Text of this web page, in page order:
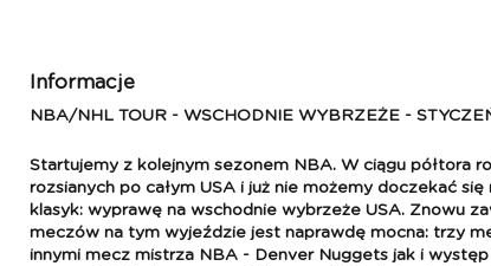
Informacje
NBA/NHL TOUR - WSCHODNIE WYBRZEŻE -
Startujemy z kolejnym sezonem NBA. W ciągu półtora
rozsianych po całym USA i już nie możemy doczekać
klasyk: wyprawę na wschodnie wybrzeże USA. Znowu
meczów na tym wyjeździe jest naprawdę mocna: trzy
innymi mecz mistrza NBA - Denver Nuggets jak i